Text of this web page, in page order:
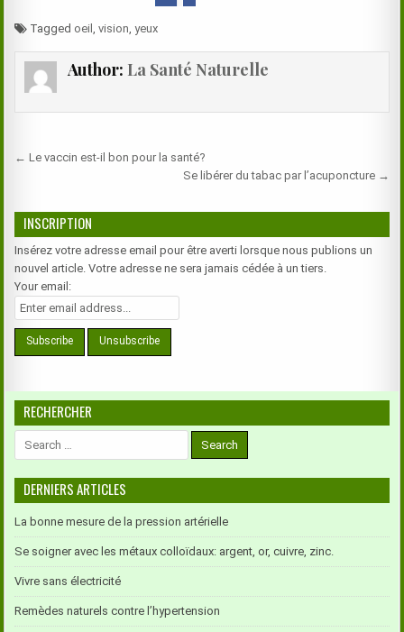
Tagged oeil ,vision ,yeux
Author: La Santé Naturelle
Navigation
l’article
← Le vaccin est-il bon pour la santé?
Se libérer du tabac par l’acuponcture →
INSCRIPTION
Insérez votre adresse email pour être averti lorsque nous publions un
nouvel article. Votre adresse ne sera jamais cédée à un tiers.
Your email:
RECHERCHER
DERNIERS ARTICLES
La bonne mesure de la pression artérielle
Se soigner avec les métaux colloïdaux: argent, or, cuivre, zinc.
Vivre sans électricité
Remèdes naturels contre l’hypertension